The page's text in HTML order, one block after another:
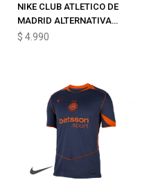
NIKE CLUB ATLETICO DE
MADRID ALTERNATIVA
2025/26
$ 4.990